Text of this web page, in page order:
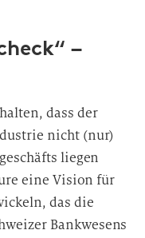
–
dass der
nicht (nur)
liegen
eine Vision für
das die
Bankwesens